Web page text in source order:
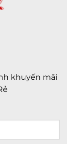
khuyến mãi